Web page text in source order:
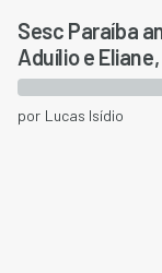
Sesc Paraíba
Aduílio e
por Lucas Isídio